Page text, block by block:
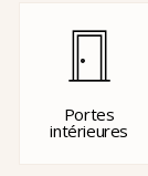
Portes
intérieures